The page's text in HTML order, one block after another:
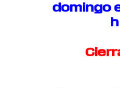
domingo